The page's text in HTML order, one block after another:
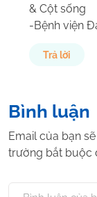
& Cột sống
-Bệnh viện
Trả lời
Bình luận
Email của bạn
trường bắt buộc